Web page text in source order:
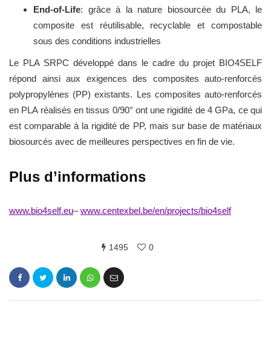
End-of-Life: grâce à la nature biosourcée du PLA, le
composite est réutilisable, recyclable et compostable
sous des conditions industrielles
Le PLA SRPC développé dans le cadre du projet BIO4SELF
répond ainsi aux exigences des composites auto-renforcés
polypropylènes (PP) existants. Les composites auto-renforcés
en PLA réalisés en tissus 0/90° ont une rigidité de 4 GPa, ce qui
est comparable à la rigidité de PP, mais sur base de matériaux
biosourcés avec de meilleures perspectives en fin de vie.
Plus d’informations
www.bio4self.eu–www.centexbel.be/en/projects/bio4self
1495 0